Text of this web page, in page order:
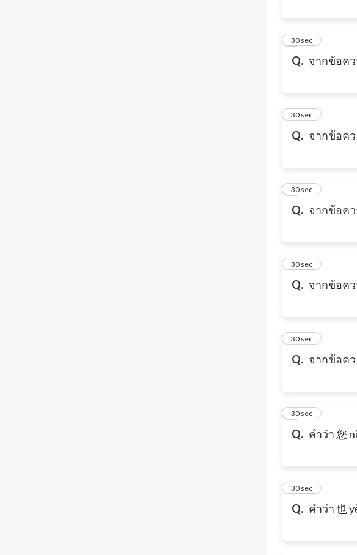
Q. จากข้อค
3
30 sec
Q. จากข้อค
4
30 sec
Q. จากข้อค
5
30 sec
Q. จากข้อค
6
30 sec
Q. จากข้อค
7
30 sec
Q. คำว่า 您
8
30 sec
Q. คำว่า 也
9
30 sec